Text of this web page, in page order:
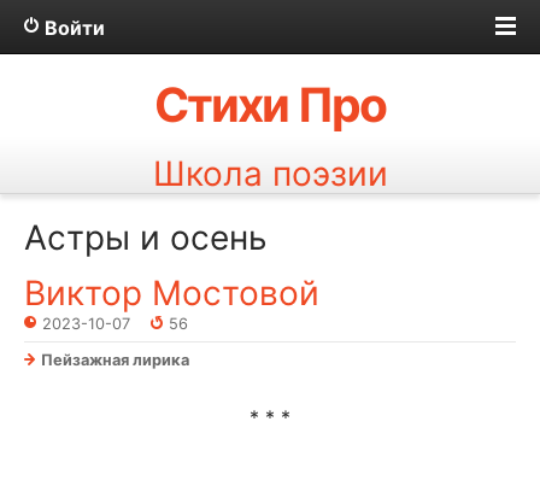
Войти
Стихи Про
Школа поэзии
Астры и осень
Виктор Мостовой
2023-10-07
56
Пейзажная лирика
* * *